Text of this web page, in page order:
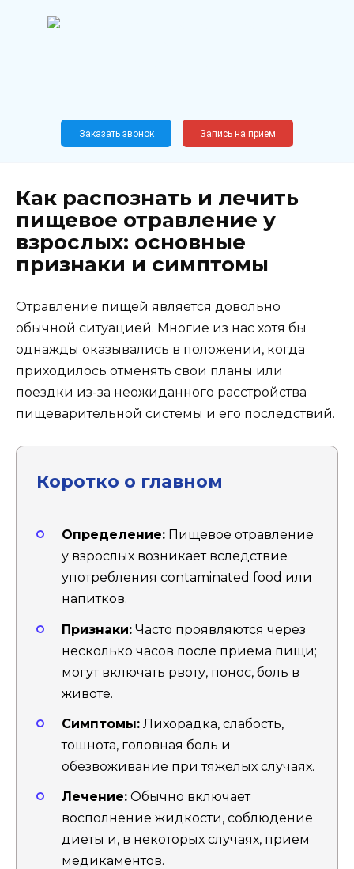
Новослободская, 62, к12
Заказать звонок Запись на прием
Как распознать и лечить
пищевое отравление у
взрослых: основные
признаки и симптомы
Отравление пищей является довольно
обычной ситуацией. Многие из нас хотя бы
однажды оказывались в положении, когда
приходилось отменять свои планы или
поездки из-за неожиданного расстройства
пищеварительной системы и его последствий.
Коротко о главном
Определение: Пищевое отравление
у взрослых возникает вследствие
употребления contaminated food или
напитков.
Признаки: Часто проявляются через
несколько часов после приема пищи;
могут включать рвоту, понос, боль в
животе.
Симптомы: Лихорадка, слабость,
тошнота, головная боль и
обезвоживание при тяжелых случаях.
Лечение: Обычно включает
восполнение жидкости, соблюдение
диеты и, в некоторых случаях, прием
медикаментов.